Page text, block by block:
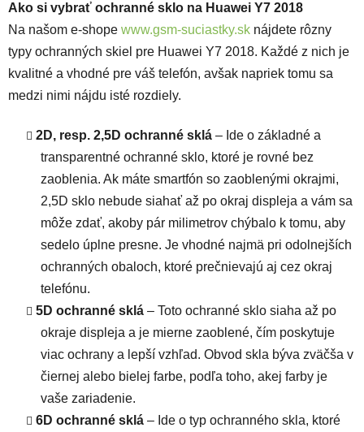
Ako si vybrať ochranné sklo na Huawei Y7 2018
Na našom e-shope www.gsm-suciastky.sk nájdete rôzny
typy ochranných skiel pre Huawei Y7 2018. Každé z nich je
kvalitné a vhodné pre váš telefón, avšak napriek tomu sa
medzi nimi nájdu isté rozdiely.
2D, resp. 2,5D ochranné sklá – Ide o základné a
transparentné ochranné sklo, ktoré je rovné bez
zaoblenia. Ak máte smartfón so zaoblenými okrajmi,
2,5D sklo nebude siahať až po okraj displeja a vám sa
môže zdať, akoby pár milimetrov chýbalo k tomu, aby
sedelo úplne presne. Je vhodné najmä pri odolnejších
ochranných obaloch, ktoré prečnievajú aj cez okraj
telefónu.
5D ochranné sklá – Toto ochranné sklo siaha až po
okraje displeja a je mierne zaoblené, čím poskytuje
viac ochrany a lepší vzhľad. Obvod skla býva zväčša v
čiernej alebo bielej farbe, podľa toho, akej farby je
vaše zariadenie.
6D ochranné sklá – Ide o typ ochranného skla, ktoré